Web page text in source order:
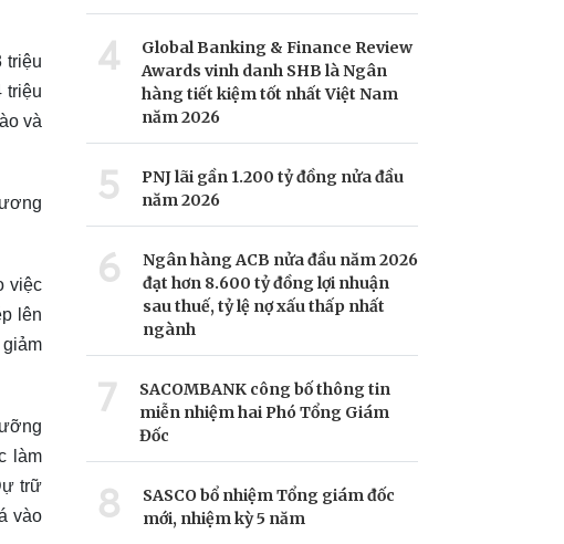
triệu
triệu
và
việc
lên
làm
trữ
vào
4
Global Banking & Finance Review
Awards vinh danh SHB là Ngân
hàng tiết kiệm tốt nhất Việt Nam
năm 2026
5
PNJ lãi gần 1.200 tỷ đồng nửa đầu
năm 2026
6
Ngân hàng ACB nửa đầu năm 2026
đạt hơn 8.600 tỷ đồng lợi nhuận
sau thuế, tỷ lệ nợ xấu thấp nhất
ngành
7
SACOMBANK công bố thông tin
miễn nhiệm hai Phó Tổng Giám
Đốc
8
SASCO bổ nhiệm Tổng giám đốc
mới, nhiệm kỳ 5 năm